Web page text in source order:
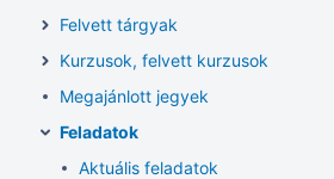
Felvett tárgyak
Kurzusok, felvett kurzusok
Megajánlott jegyek
Feladatok
Aktuális feladatok